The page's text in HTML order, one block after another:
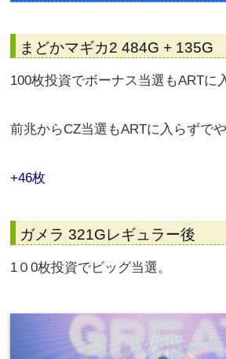
まどかマギカ2 484G + 135G
100枚投資でボーナス当選もARTに
前兆からCZ当選もARTに入らずでや
+46枚
ガメラ 321Gレギュラー後
1０0枚投資でビッグ当選。